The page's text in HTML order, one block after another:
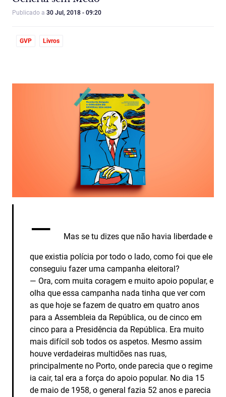
Publicado a 30 Jul, 2018 - 09:20
GVP Livros
— Mas se tu dizes que não havia liberdade e
que existia polícia por todo o lado, como foi que ele
conseguiu fazer uma campanha eleitoral?
— Ora, com muita coragem e muito apoio popular, e
olha que essa campanha nada tinha que ver com
as que hoje se fazem de quatro em quatro anos
para a Assembleia da República, ou de cinco em
cinco para a Presidência da República. Era muito
mais difícil sob todos os aspetos. Mesmo assim
houve verdadeiras multidões nas ruas,
principalmente no Porto, onde parecia que o regime
ia cair, tal era a força do apoio popular. No dia 15
de maio de 1958, o general fazia 52 anos e parecia